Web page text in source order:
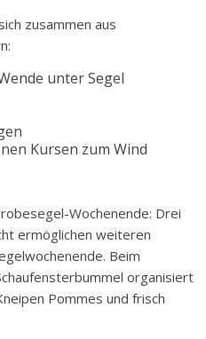
zusammen aus
unter Segel
Kursen zum Wind
Wochenende: Drei
ermöglichen weiteren
Beim
organisiert
Pommes und frisch